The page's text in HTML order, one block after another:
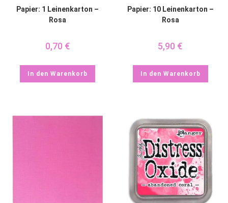
Papier: 1 Leinenkarton –
Rosa
0,70 €
In den Warenkorb
Papier: 10 Leinenkarton –
Rosa
5,90 €
In den Warenkorb